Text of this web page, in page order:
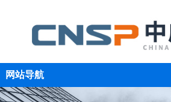
网站导航